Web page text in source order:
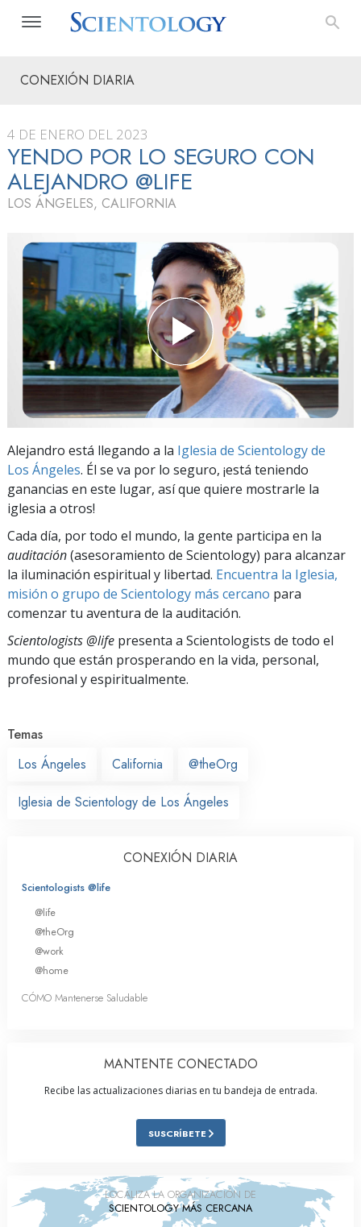
CONEXIÓN DIARIA
4 DE ENERO DEL 2023
YENDO POR LO SEGURO CON
ALEJANDRO @LIFE
LOS ÁNGELES, CALIFORNIA
Alejandro está llegando a la Iglesia de Scientology de
Los Ángeles. Él se va por lo seguro, ¡está teniendo
ganancias en este lugar, así que quiere mostrarle la
iglesia a otros!
Cada día, por todo el mundo, la gente participa en la
auditación(asesoramiento de Scientology) para alcanzar
la iluminación espiritual y libertad. Encuentra la Iglesia,
misión o grupo de Scientology más cercano para
comenzar tu aventura de la auditación.
Scientologists @life presenta a Scientologists de todo el
mundo que están prosperando en la vida, personal,
profesional y espiritualmente.
Temas
Los Ángeles
California @theOrg
Iglesia de Scientology de Los Ángeles
CONEXIÓN DIARIA
Scientologists @life
@life
@theOrg
@work
@home
CÓMO Mantenerse Saludable
MANTENTE CONECTADO
Recibe las actualizaciones diarias en tu bandeja de entrada.
SUSCRÍBETE
LOCALIZA LA ORGANIZACIÓN DE
SCIENTOLOGY MÁS CERCANA